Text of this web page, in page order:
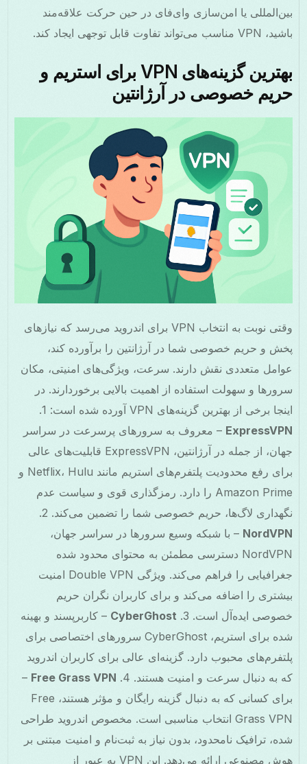
بین‌المللی یا امن‌سازی وای‌فای در حین حرکت علاقه‌مند
باشید، VPN مناسب می‌تواند تفاوت قابل توجهی ایجاد کند.
بهترین گزینه‌های VPN برای استریم و
حریم خصوصی در آرژانتین
وقتی نوبت به انتخاب VPN برای اندروید می‌رسد که نیازهای
پخش و حریم خصوصی شما در آرژانتین را برآورده کند،
عوامل متعددی نقش دارند. سرعت، ویژگی‌های امنیتی، مکان
سرورها و سهولت استفاده از اهمیت بالایی برخوردارند. در
اینجا برخی از بهترین گزینه‌های VPN آورده شده است: 1.
ExpressVPN – معروف به سرورهای پرسرعت در سراسر
جهان، از جمله در آرژانتین، ExpressVPN قابلیت‌های عالی
برای رفع محدودیت پلتفرم‌های استریم مانند Netflix، Hulu و
Amazon Prime را دارد. رمزگذاری قوی و سیاست عدم
نگهداری لاگ‌ها، حریم خصوصی شما را تضمین می‌کند. 2.
NordVPN – با شبکه وسیع سرورها در سراسر جهان،
NordVPN دسترسی مطمئن به محتوای محدود شده
جغرافیایی را فراهم می‌کند. ویژگی Double VPN امنیت
بیشتری را اضافه می‌کند و برای کاربران نگران حریم
خصوصی ایده‌آل است. 3.
CyberGhost – کاربرپسند و بهینه
شده برای استریم، CyberGhost سرورهای اختصاصی برای
پلتفرم‌های محبوب دارد. گزینه‌ای عالی برای کاربران اندروید
که به دنبال سرعت و امنیت هستند. 4.
Free Grass VPN
–
برای کسانی که به دنبال گزینه رایگان و مؤثر هستند، Free
Grass VPN انتخاب مناسبی است. مخصوص اندروید طراحی
شده، ترافیک نامحدود، بدون نیاز به ثبت‌نام و امنیت مبتنی بر
هوش مصنوعی ارائه می‌دهد. این VPN به عبور از